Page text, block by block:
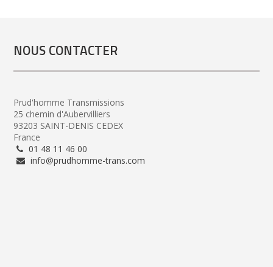
NOUS CONTACTER
Prud'homme Transmissions
25 chemin d'Aubervilliers
93203 SAINT-DENIS CEDEX
France
01 48 11 46 00
info@prudhomme-trans.com